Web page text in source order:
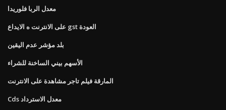
معدل الربا فلوريدا
على الانترنت ه الايداع gst العودة
بلد مؤشر عدم اليقين
الأسهم بيني الساخنة للشراء
المارقة فيلم تاجر مشاهدة على الانترنت
Cds معدل الاسترداد